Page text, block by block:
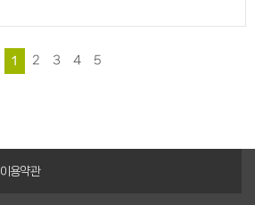
1 2 3 4 5
이용약관